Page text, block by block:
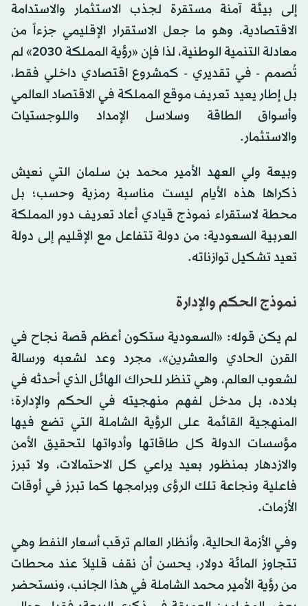
إلى بيئة آمنة مستقرة لجذب الاستثمار والاستدامة
الاقتصادية، وهو ما جعل الاستقرار الإقليمي جزءاً من
معادلة التنمية الوطنية، لذا فإن «رؤية المملكة 2030» لم
تُصمم - في تقديري - كمشروع اقتصادي داخلي فقط،
بل إطار يعيد تعريف موقع المملكة في الاقتصاد العالمي
وأسواق الطاقة وسلاسل الإمداد واللوجستيات
والاستثمار.
وبيعة ولي العهد الأمير محمد بن سلمان التي نعيش
ذكراها هذه الأيام ليست مناسبة رمزية وحسب؛ بل
محطة لاستقراء نموذج قيادي أعاد تعريف دور المملكة
العربية السعودية: من دولة تتفاعل مع الإقليم إلى دولة
تعيد تشكيل توازناته.
نموذج الحكم والإدارة
لم يكن قوله: «السعودية ستكون أعظم قصة نجاح في
القرن الحادي والعشرين»، مجرد وعد لشعبه ورسالة
لشعوب العالم، وهي تنظر للحراك الهائل الذي أحدثه في
بلاده، بل مدخل لفهم منهجيته في الحكم والإدارة؛
المنهجية القائمة على الرؤية الشاملة التي تضع فيها
مؤسسات الدولة كل طاقاتها وأدواتها لتحقيق الأمن
والازدهار بمنظور بعيد يراعي كل الاحتمالات، ولا تبرز
فاعلية ونجاعة تلك الرؤى وبرامجها كما تبرز في أوقات
الأزمات.
وفي الأزمة الحالية، وأنظار العالم ترقب أسعار النفط وهي
تتجاوز المائة دولار، يحسن أن نقف قليلاً عند محطات
من رؤية الأمير محمد الشاملة في هذا الجانب، ونستحضر